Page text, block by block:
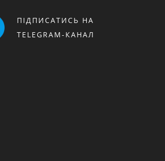
ПІДПИСАТИСЬ НА
TELEGRAM-КАНАЛ